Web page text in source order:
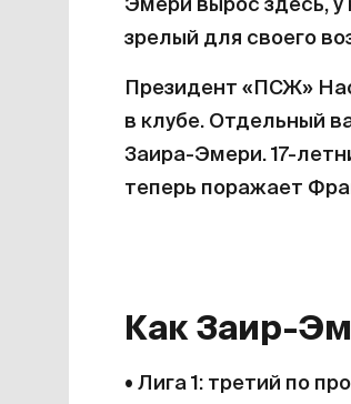
Эмери вырос здесь, у
зрелый для своего
Президент «ПСЖ»
в клубе. Отдельный
Заира-Эмери. 17-
теперь поражает
Как Заир-
• Лига 1: третий по